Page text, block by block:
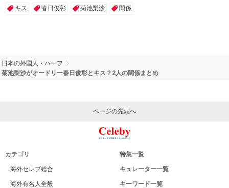
キス 春日俊彰 菊池梨沙 関係
日本の外国人・ハーフ
菊池梨沙がオードリー春日俊彰とキス？2人の関係まとめ
ページの先頭へ
カテゴリ
海外セレブ総合
海外有名人全般
特集一覧
キュレーター一覧
キーワード一覧